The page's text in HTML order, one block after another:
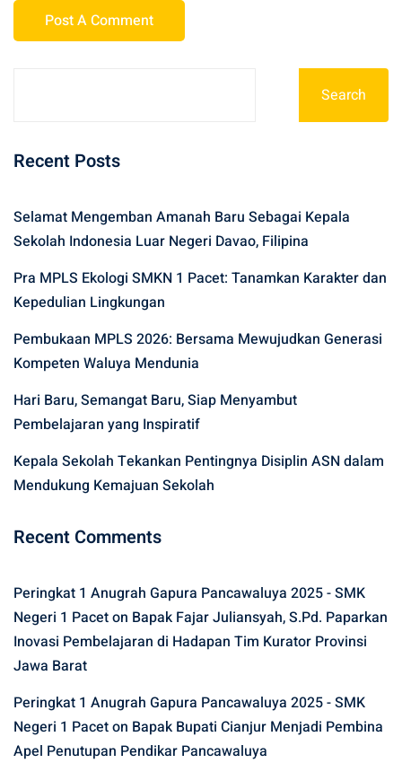
Search
Recent Posts
Selamat Mengemban Amanah Baru Sebagai Kepala
Sekolah Indonesia Luar Negeri Davao, Filipina
Pra MPLS Ekologi SMKN 1 Pacet: Tanamkan Karakter dan
Kepedulian Lingkungan
Pembukaan MPLS 2026: Bersama Mewujudkan Generasi
Kompeten Waluya Mendunia
Hari Baru, Semangat Baru, Siap Menyambut
Pembelajaran yang Inspiratif
Kepala Sekolah Tekankan Pentingnya Disiplin ASN dalam
Mendukung Kemajuan Sekolah
Recent Comments
Peringkat 1 Anugrah Gapura Pancawaluya 2025 - SMK
Negeri 1 Paceton Bapak Fajar Juliansyah, S.Pd. Paparkan
Inovasi Pembelajaran di Hadapan Tim Kurator Provinsi
Jawa Barat
Peringkat 1 Anugrah Gapura Pancawaluya 2025 - SMK
Negeri 1 Paceton Bapak Bupati Cianjur Menjadi Pembina
Apel Penutupan Pendikar Pancawaluya